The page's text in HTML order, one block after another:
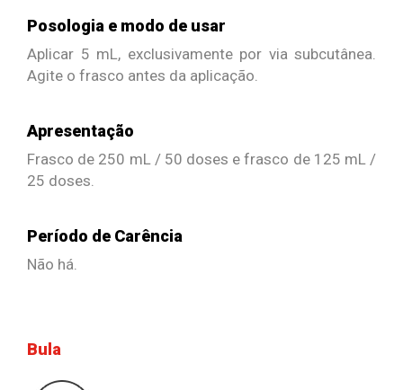
Posologia e modo de usar
Aplicar 5 mL, exclusivamente por via subcutânea.
Agite o frasco antes da aplicação.
Apresentação
Frasco de 250 mL / 50 doses e frasco de 125 mL /
25 doses.
Período de Carência
Não há.
Bula